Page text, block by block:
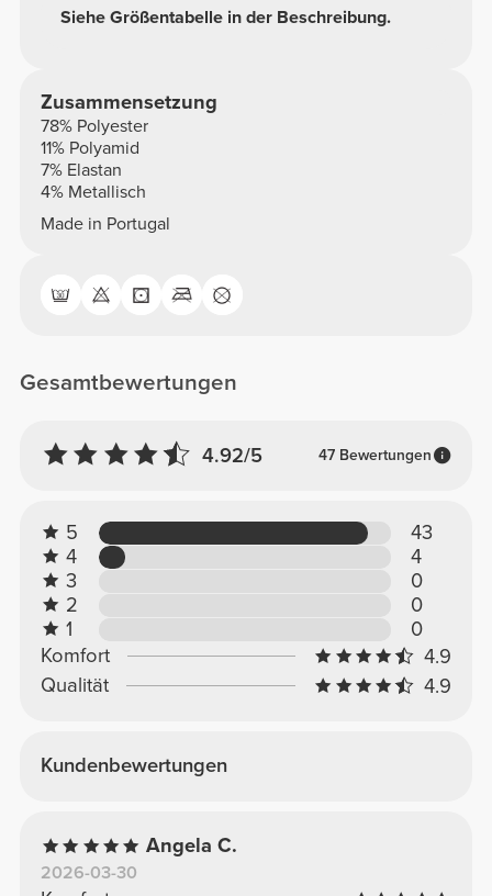
Siehe Größentabelle in der Beschreibung.
Zusammensetzung
78% Polyester
11% Polyamid
7% Elastan
4% Metallisch
Made in Portugal
Gesamtbewertungen
4.92/5 47 Bewertungen
5
43
4
4
3
0
2
0
1
0
Komfort
4.9
Qualität
4.9
Kundenbewertungen
Angela C.
2026-03-30